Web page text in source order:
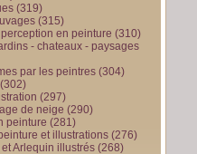
(319)
(315)
perception en peinture (310)
- chateaux - paysages
par les peintres (304)
(302)
(297)
de neige (290)
peinture (281)
et illustrations (276)
Arlequin illustrés (268)